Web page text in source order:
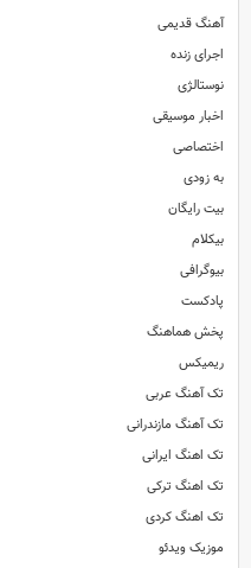
آهنگ جدید و بسیار زیبای علی صدلی به نام
آهنگ قدیمی
اجرای زنده
نوستالژی
اخبار موسیقی
اختصاصی
به زودی
بیت رایگان
بیکلام
بیوگرافی
پادکست
پخش هماهنگ
ریمیکس
تک آهنگ عربی
تک آهنگ مازندرانی
تک اهنگ ایرانی
تک اهنگ ترکی
تک اهنگ کردی
موزیک ویدئو